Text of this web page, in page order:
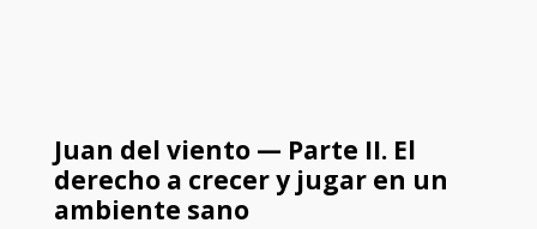
Juan del viento — Parte II. El
derecho a crecer y jugar en un
ambiente sano